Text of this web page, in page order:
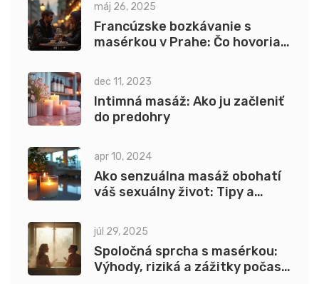
máj 26, 2025
Francúzske bozkávanie s
masérkou v Prahe: Čo hovoria
dec 11, 2023
Intimná masáž: Ako ju začleniť
do predohry
apr 10, 2024
Ako senzuálna masáž obohatí
váš sexuálny život: Tipy a
júl 29, 2025
Spoločná sprcha s masérkou:
Výhody, riziká a zážitky počas